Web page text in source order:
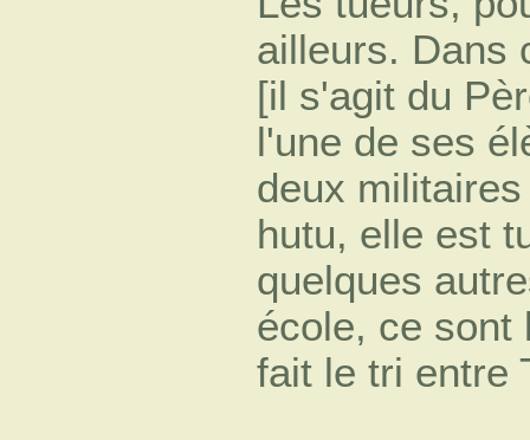
ailleurs. Dans
[il s'agit du
l'une de ses
deux
hutu, elle est
quelques
école, ce sont
fait le tri entre